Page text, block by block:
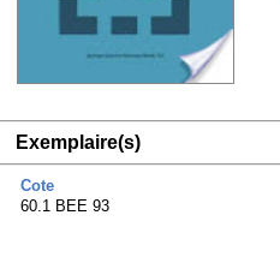
Exemplaire(s)
Cote
60.1 BEE 93